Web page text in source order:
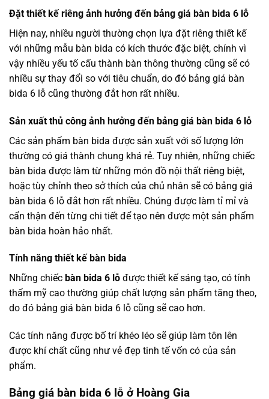
Đặt thiết kế riêng ảnh hưởng đến bảng giá bàn bida 6 lỗ
Hiện nay, nhiều người thường chọn lựa đặt riêng thiết kế
với những mẫu bàn bida có kích thước đặc biệt, chính vì
vậy nhiều yếu tố cấu thành bàn thông thường cũng sẽ có
nhiều sự thay đổi so với tiêu chuẩn, do đó bảng giá bàn
bida 6 lỗ cũng thường đắt hơn rất nhiều.
Sản xuất thủ công ảnh hưởng đến bảng giá bàn bida 6 lỗ
Các sản phẩm bàn bida được sản xuất với số lượng lớn
thường có giá thành chung khá rẻ. Tuy nhiên, những chiếc
bàn bida được làm từ những món đồ nội thất riêng biệt,
hoặc tùy chỉnh theo sở thích của chủ nhân sẽ có bảng giá
bàn bida 6 lỗ đắt hơn rất nhiều. Chúng được làm tỉ mỉ và
cẩn thận đến từng chi tiết để tạo nên được một sản phẩm
bàn bida hoàn hảo nhất.
Tính năng thiết kế bàn bida
Những chiếc bàn bida 6 lỗ được thiết kế sáng tạo, có tính
thẩm mỹ cao thường giúp chất lượng sản phẩm tăng theo,
do đó bảng giá bàn bida 6 lỗ cũng sẽ cao hơn.
Các tính năng được bố trí khéo léo sẽ giúp làm tôn lên
được khí chất cũng như vẻ đẹp tinh tế vốn có của sản
phẩm.
Bảng giá bàn bida 6 lỗ ở Hoàng Gia